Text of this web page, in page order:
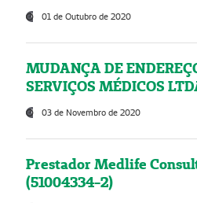
01 de Outubro de 2020
MUDANÇA DE
SERVIÇOS MÉDICOS
03 de Novembro de 2020
Prestador Medlife
(51004334-2)